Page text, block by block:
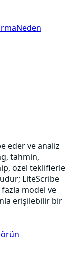
Neden
eder ve analiz
tahmin,
özel tekliflerle
LiteScribe
fazla model ve
erişilebilir bir